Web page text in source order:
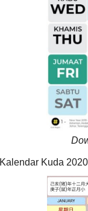
Kalendar Kuda